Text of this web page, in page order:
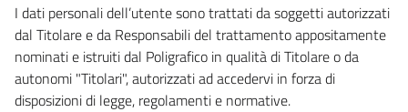
I dati personali dell’utente sono trattati da soggetti autorizzati
dal Titolare e da Responsabili del trattamento appositamente
nominati e istruiti dal Poligrafico in qualità di Titolare o da
autonomi "Titolari", autorizzati ad accedervi in forza di
disposizioni di legge, regolamenti e normative.